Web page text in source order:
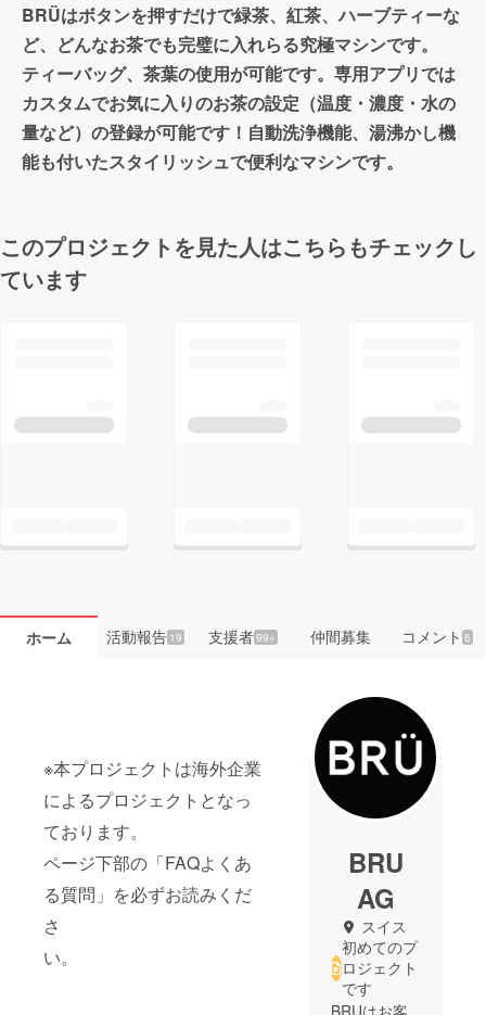
BRÜはボタンを押すだけで緑茶、紅茶、ハーブティーな
ど、どんなお茶でも完璧に入れらる究極マシンです。
ティーバッグ、茶葉の使用が可能です。専用アプリでは
カスタムでお気に入りのお茶の設定（温度・濃度・水の
量など）の登録が可能です！自動洗浄機能、湯沸かし機
能も付いたスタイリッシュで便利なマシンです。
このプロジェクトを見た人はこちらもチェックし
ています
ホーム 活動報告19 支援者99+ 仲間募集 コメント6
※本プロジェクトは海外企業
によるプロジェクトとなっ
ております。
ページ下部の「FAQよくあ
る質問」を必ずお読みくだ
さ
い。
BRU
AG
スイス
初めてのプ
ロジェクト
です